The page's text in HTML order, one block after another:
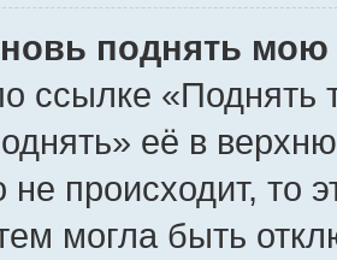
поднять мою
ссылке «Поднять
её в
не происходит, то
могла быть